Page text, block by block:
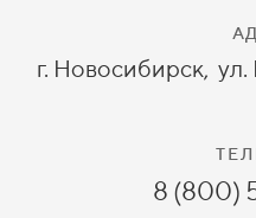
г. Новосибирск,
8 (800)